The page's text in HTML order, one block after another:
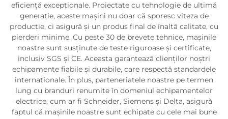
eficiență excepționale. Proiectate cu tehnologie de ultimă
generație, aceste mașini nu doar că sporesc viteza de
producție, ci asigură și un produs final de înaltă calitate, cu
pierderi minime. Cu peste 30 de brevete tehnice, mașinile
noastre sunt susținute de teste riguroase și certificate,
inclusiv SGS și CE. Aceasta garantează clienților noștri
echipamente fiabile și durabile, care respectă standardele
internaționale. În plus, parteneriatele noastre pe termen
lung cu branduri renumite în domeniul echipamentelor
electrice, cum ar fi Schneider, Siemens și Delta, asigură
faptul că mașinile noastre sunt echipate cu cele mai bune